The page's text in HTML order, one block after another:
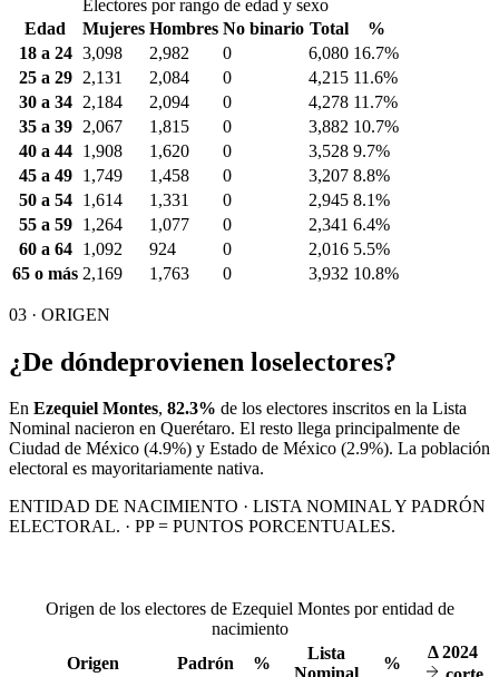
Electores por rango de edad y sexo
Edad
Mujeres Hombres No binario Total
%
18 a 24 3,098 2,982 0 6,080 16.7%
25 a 29
2,131 2,084 0 4,215 11.6%
30 a 34
2,184 2,094 0 4,278 11.7%
35 a 39
2,067 1,815 0 3,882 10.7%
40 a 44
1,908 1,620 0 3,528 9.7%
45 a 49
1,749 1,458 0 3,207 8.8%
50 a 54
1,614 1,331 0 2,945 8.1%
55 a 59
1,264 1,077 0 2,341 6.4%
60 a 64
1,092 924 0 2,016 5.5%
65 o más 2,169 1,763 0 3,932 10.8%
03 · ORIGEN
¿De dóndeprovienen loselectores?
En Ezequiel Montes, 82.3% de los electores inscritos en la Lista
Nominal nacieron en Querétaro. El resto llega principalmente de
Ciudad de México (4.9%) y Estado de México (2.9%). La población
electoral es mayoritariamente nativa.
ENTIDAD DE NACIMIENTO · LISTA NOMINAL Y PADRÓN
ELECTORAL. · PP = PUNTOS PORCENTUALES.
Origen de los electores de Ezequiel Montes por entidad de
nacimiento
Origen
Padrón %
Lista
%
Δ2024